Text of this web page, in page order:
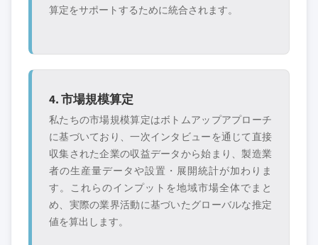
算定をサポートするために統合されます。
4. 市場規模算定
私たちの市場規模算定はボトムアップアプローチ
に基づいており、一次インタビューを通じて直接
収集された企業の収益データから始まり、製造業
者の生産量データや設置・展開統計が加わりま
す。これらのインプットを地域市場全体でまと
め、実際の業界活動に基づいたグローバルな推定
値を算出します。